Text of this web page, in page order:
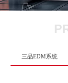
三品EDM系统